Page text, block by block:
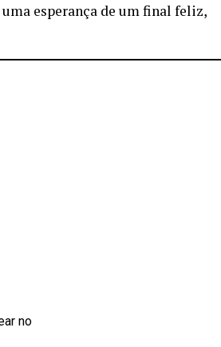
esperança de um final feliz,
no